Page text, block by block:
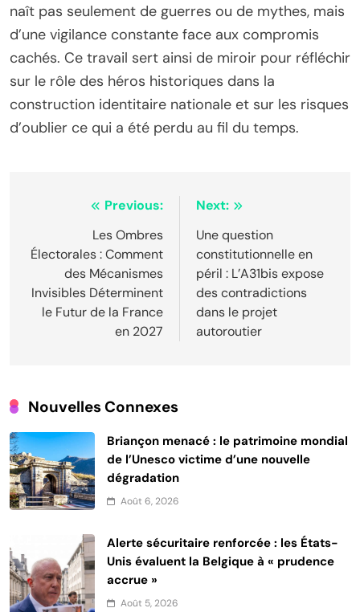
naît pas seulement de guerres ou de mythes, mais
d’une vigilance constante face aux compromis
cachés. Ce travail sert ainsi de miroir pour réfléchir
sur le rôle des héros historiques dans la
construction identitaire nationale et sur les risques
d’oublier ce qui a été perdu au fil du temps.
Navigation
l’article
Previous:
Les Ombres
Électorales : Comment
des Mécanismes
Invisibles Déterminent
le Futur de la France
en 2027
Next:
Une question
constitutionnelle en
péril : L’A31bis expose
des contradictions
dans le projet
autoroutier
Nouvelles Connexes
Briançon menacé : le patrimoine mondial
de l’Unesco victime d’une nouvelle
dégradation
Août 6, 2026
Alerte sécuritaire renforcée : les États-
Unis évaluent la Belgique à « prudence
accrue »
Août 5, 2026